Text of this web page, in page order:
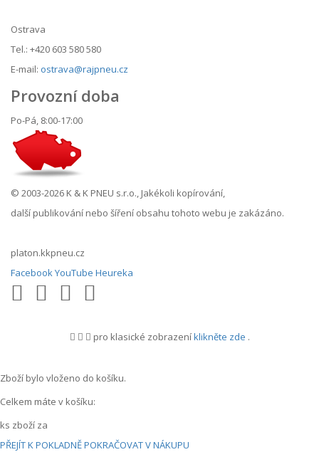
Ostrava
Tel.: +420 603 580 580
E-mail: ostrava@rajpneu.cz
Provozní doba
Po-Pá, 8:00-17:00
© 2003-2026 K & K PNEU s.r.o., Jakékoli kopírování,
další publikování nebo šíření obsahu tohoto webu je zakázáno.
platon.kkpneu.cz
FacebookYouTube Heureka
pro klasické zobrazeníklikněte zde .
Zboží bylo vloženo do košíku.
Celkem máte v košíku:
ks zboží za
PŘEJÍT K POKLADNĚPOKRAČOVAT V NÁKUPU